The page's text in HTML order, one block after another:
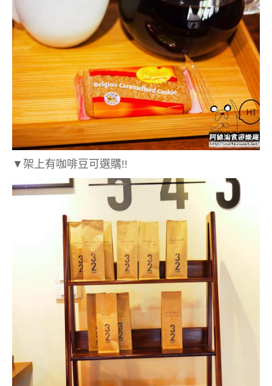
▼架上有咖啡豆可選購!!